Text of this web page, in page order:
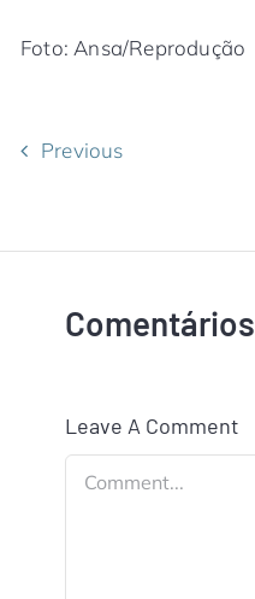
Foto: Ansa/Reprodução
Previous
Comentários
Leave A Comment
Comment